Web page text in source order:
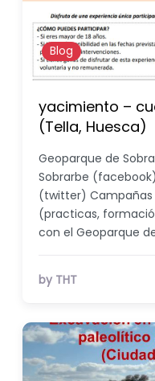
Blog
yacimiento –
(Tella, Huesca)
Geoparque de
Sobrarbe
(twitter) Campañas
(practicas,
con el Geoparque
by THT